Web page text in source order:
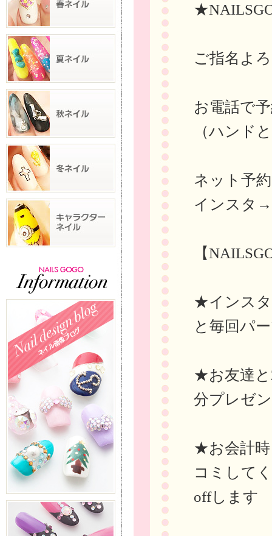
ご指名よ
お電話で
（ハンド
ネット予
インスタ
【
★インスタ
と毎回パ
★お友達と
分プレゼ
★お会計時
コミして
offします